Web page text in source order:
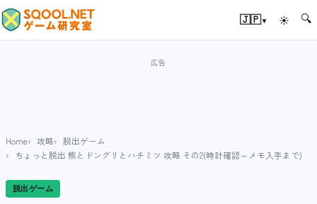
🇯🇵▾ ☀ 🔍
Home 攻略
脱出ゲーム
ちょっと脱出 熊とドングリとハチミツ 攻略 その2(時計確認～メモ入手まで)
脱出ゲーム